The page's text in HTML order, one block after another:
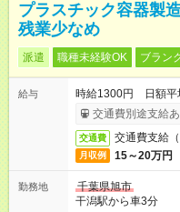
プラスチック容器製
残業少なめ
派遣 職種未経験OK ブラン
給与
時給1300円 日額平
交通費別途支給あ
交通費 交通費支給（
月収例 15～20万円
勤務地
千葉県旭市
干潟駅から車3分